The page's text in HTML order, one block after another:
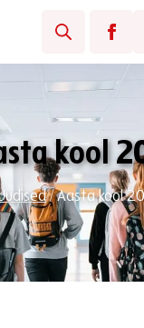
kool
/Aasta kool